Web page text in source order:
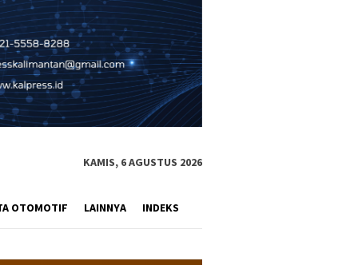
KAMIS, 6 AGUSTUS 2026
OTOMOTIF LAINNYA INDEKS